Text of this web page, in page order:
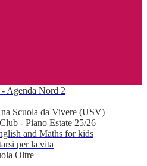
Agenda Nord 2
Scuola da Vivere (USV)
- Piano Estate 25/26
and Maths for kids
per la vita
Oltre